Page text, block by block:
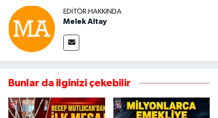
EDITÖR HAKKINDA
Melek Altay
Bunlar da ilginizi çekebilir